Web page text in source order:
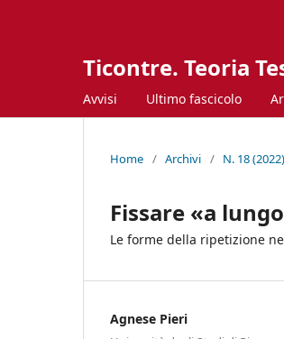
Ticontre. Teoria
Avvisi Ultimo fascicolo
Home / Archivi / N. 18 (2022)
Fissare «a
Le forme della ripetizione
Agnese Pieri